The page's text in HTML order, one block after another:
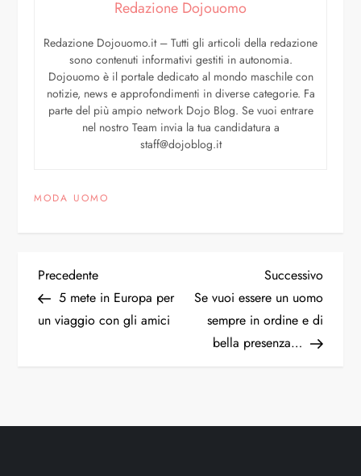
Redazione Dojouomo
Redazione Dojouomo.it – Tutti gli articoli della redazione
sono contenuti informativi gestiti in autonomia.
Dojouomo è il portale dedicato al mondo maschile con
notizie, news e approfondimenti in diverse categorie. Fa
parte del più ampio network Dojo Blog. Se vuoi entrare
nel nostro Team invia la tua candidatura a
staff@dojoblog.it
MODA UOMO
Precedente
5 mete in Europa per
un viaggio con gli amici
Successivo
Se vuoi essere un uomo
sempre in ordine e di
bella presenza…